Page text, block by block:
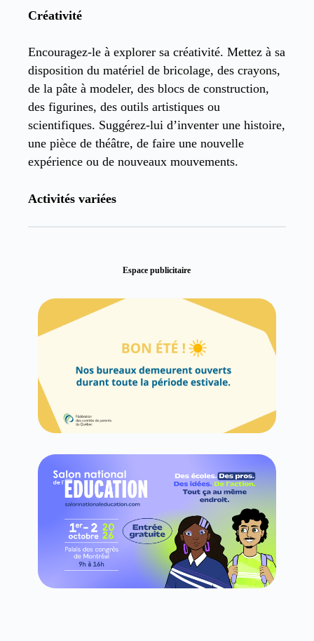
Créativité
Encouragez-le à explorer sa créativité. Mettez à sa
disposition du matériel de bricolage, des crayons,
de la pâte à modeler, des blocs de construction,
des figurines, des outils artistiques ou
scientifiques. Suggérez-lui d’inventer une histoire,
une pièce de théâtre, de faire une nouvelle
expérience ou de nouveaux mouvements.
Activités variées
Espace publicitaire